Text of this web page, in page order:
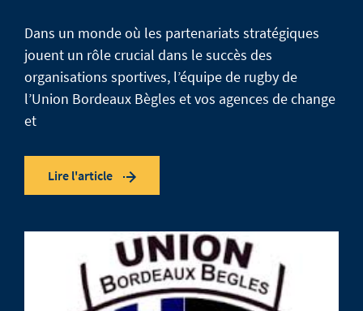
Dans un monde où les partenariats stratégiques
jouent un rôle crucial dans le succès des
organisations sportives, l’équipe de rugby de
l’Union Bordeaux Bègles et vos agences de change
et
Lire l'article